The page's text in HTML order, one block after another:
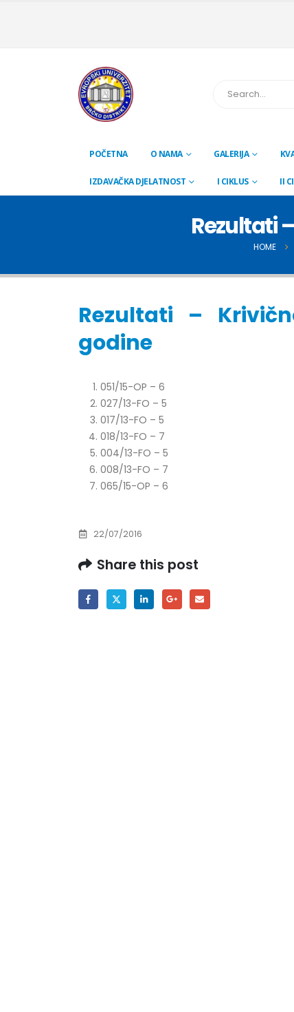
POČETNA O NAMA GALERIJA
IZDAVAČKA DJELATNOST I CIKLUS II
Rezultati
HOME
Rezultati –
godine
051/15-OP – 6
027/13-FO – 5
017/13-FO – 5
018/13-FO – 7
004/13-FO – 5
008/13-FO – 7
065/15-OP – 6
22/07/2016
Share this post
Obavještenje za javnost 30.07.2026.
godine
30/07/2026
Obavještenje za javnost 30.07.2026.
godine
30/07/2026
29/07/2026
Prof. dr Azijada Beganlić – rezultati
29/07/2026